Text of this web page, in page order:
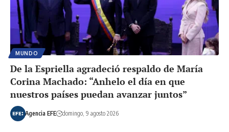
MUNDO
De la Espriella agradeció respaldo de María
Corina Machado: “Anhelo el día en que
nuestros países puedan avanzar juntos”
Agencia EFE domingo, 9 agosto 2026